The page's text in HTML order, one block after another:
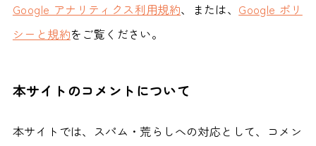
Google アナリティクス利用規約、または、 Google ポリ
シーと規約をご覧ください。
本サイトのコメントについて
本サイトでは、スパム・荒らしへの対応として、コメン